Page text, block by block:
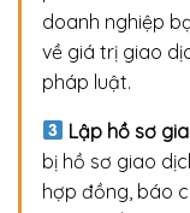
doanh nghiệp
về giá trị giao
pháp luật.
Lập hồ sơ
bị hồ sơ giao
hợp đồng, báo